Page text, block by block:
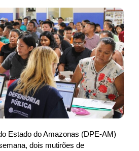
Estado do Amazonas (DPE-AM)
dois mutirões de